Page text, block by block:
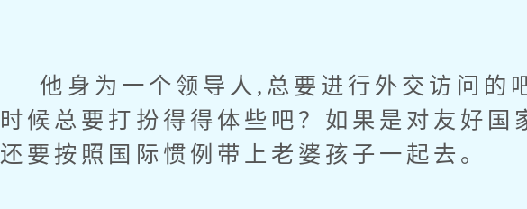
他身为一个领导人,总要进行外交访问的
时候总要打扮得得体些吧？如果是对友好国
还要按照国际惯例带上老婆孩子一起去。